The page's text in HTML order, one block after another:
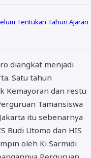
Tentukan Tahun Ajaran
diangkat menjadi
Satu tahun
Kemayoran dan restu
Tamansiswa
itu sebenarnya
Budi Utomo dan HIS
oleh Ki Sarmidi